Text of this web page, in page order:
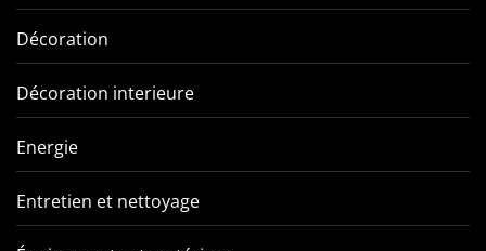
Décoration
Décoration interieure
Energie
Entretien et nettoyage